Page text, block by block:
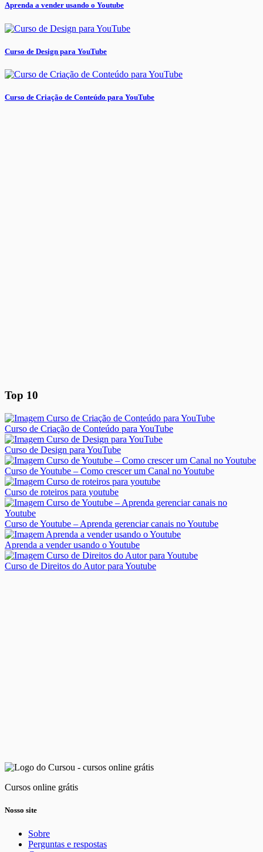
Aprenda a vender usando o Youtube
Curso de Design para YouTube
Curso de Criação de Conteúdo para YouTube
Top 10
Curso de Criação de Conteúdo para YouTube
Curso de Design para YouTube
Curso de Youtube – Como crescer um Canal no Youtube
Curso de roteiros para youtube
Curso de Youtube – Aprenda gerenciar canais no Youtube
Aprenda a vender usando o Youtube
Curso de Direitos do Autor para Youtube
Cursos online grátis
Nosso site
Sobre
Perguntas e respostas